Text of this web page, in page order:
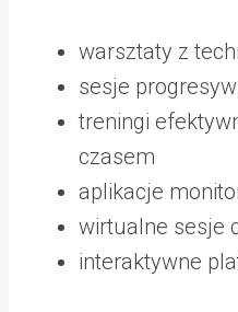
warsztaty z
sesje
treningi
czasem
aplikacje
wirtualne sesje
interaktywne